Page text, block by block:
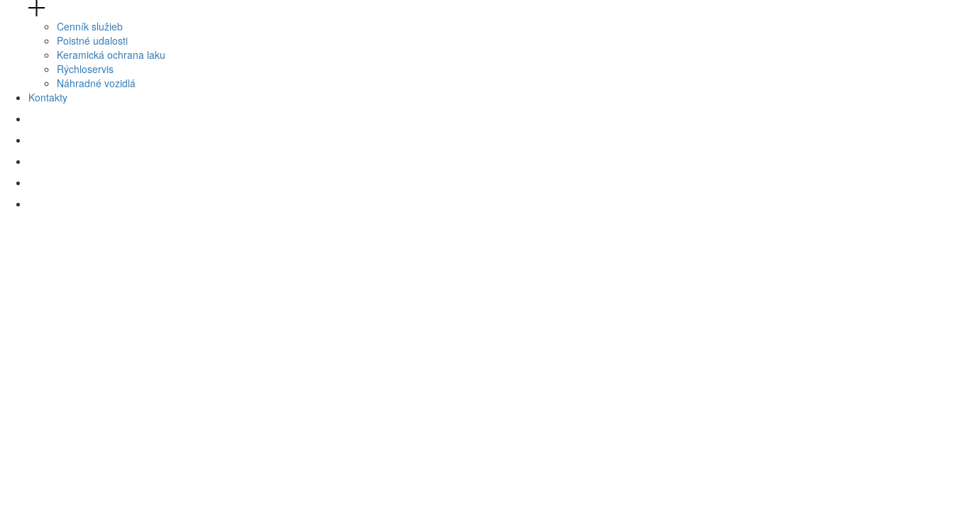
Cenník služieb
Poistné udalosti
Keramická ochrana laku
Rýchloservis
Náhradné vozidlá
Kontakty